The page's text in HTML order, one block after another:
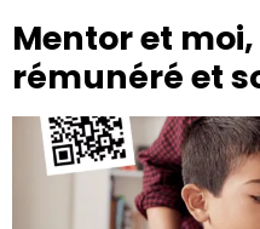
Mentor et
rémunéré et